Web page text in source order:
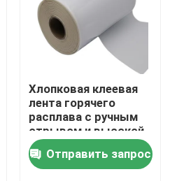
Хлопковая клеевая
лента горячего
расплава с ручным
отрывом и высокой
адгезией для гибкой
упаковки и
склеивания этикеток
Отправить запрос